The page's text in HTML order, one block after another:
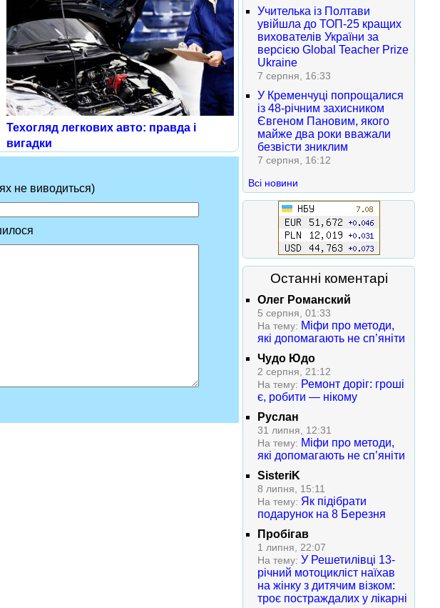
Техогляд легкових авто: правда і
вигадки
не виводиться)
Учителька із Полтави
увійшла до ТОП-25 кращих
вихователів України за
версією Global Teacher Prize
Ukraine
7 серпня, 16:33
У Кременчуці попрощалися
із 48-річним захисником
Євгеном Пановим, якого
майже два роки вважали
безвісти зниклим
7 серпня, 16:12
Всі новини
Останні коментарі
Олег Романский
5 серпня, 01:33
На тему: Міфи про методи,
які допомагають не сп’яніти
Чудо Юдо
2 серпня, 21:12
На тему: Ремонт доріг: гроші
є, робити — нікому
Руслан
31 липня, 12:31
На тему: Міфи про методи,
які допомагають не сп’яніти
SisteriK
8 липня, 15:11
На тему: Як підібрати
подарунок на 8 Березня
Пробігав
1 липня, 22:07
На тему: У Решетилівці 13-
річний мотоцикліст наїхав
на жінку з дитячим візком:
троє постраждалих у лікарні